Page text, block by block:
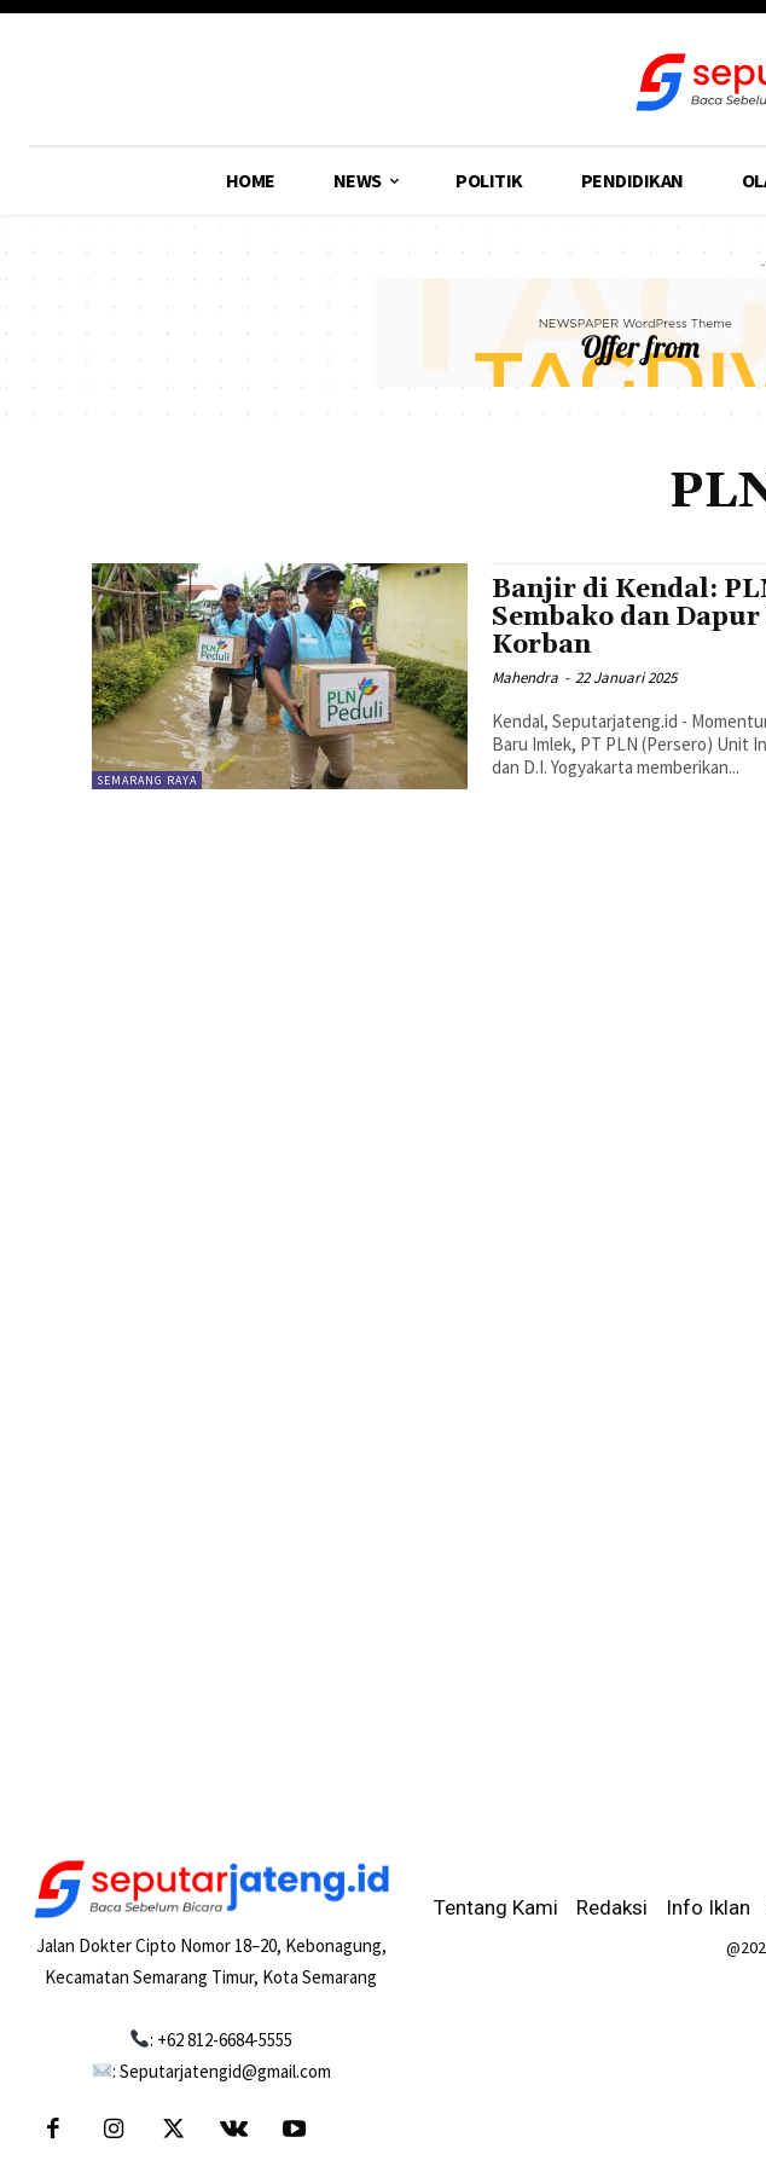
HOME NEWS POLITIK PENDIDIKAN
SEMARANG RAYA
Banjir di Kendal:
Sembako dan
Korban
Mahendra - 22 Januari 2025
Kendal, Seputarjateng.id -
Baru Imlek, PT PLN (Persero) Unit
dan D.I. Yogyakarta memberikan...
Jalan Dokter Cipto Nomor 18–20, Kebonagung,
Kecamatan Semarang Timur, Kota Semarang
: +62 812-6684-5555
: Seputarjatengid@gmail.com
Tentang Kami Redaksi Info Iklan